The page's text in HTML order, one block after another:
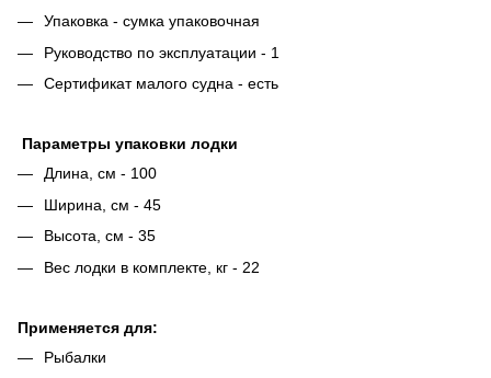
Упаковка - сумка упаковочная
Руководство по эксплуатации - 1
Сертификат малого судна - есть
Параметры упаковки лодки
Длина, см - 100
Ширина, см - 45
Высота, см - 35
Вес лодки в комплекте, кг - 22
Применяется для:
Рыбалки